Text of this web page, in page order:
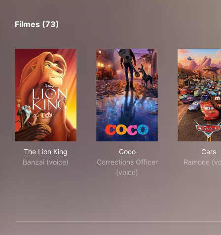
Filmes (73)
The Lion King
Banzai (voice)
Coco
Corrections Officer
(voice)
Cars
Ramone